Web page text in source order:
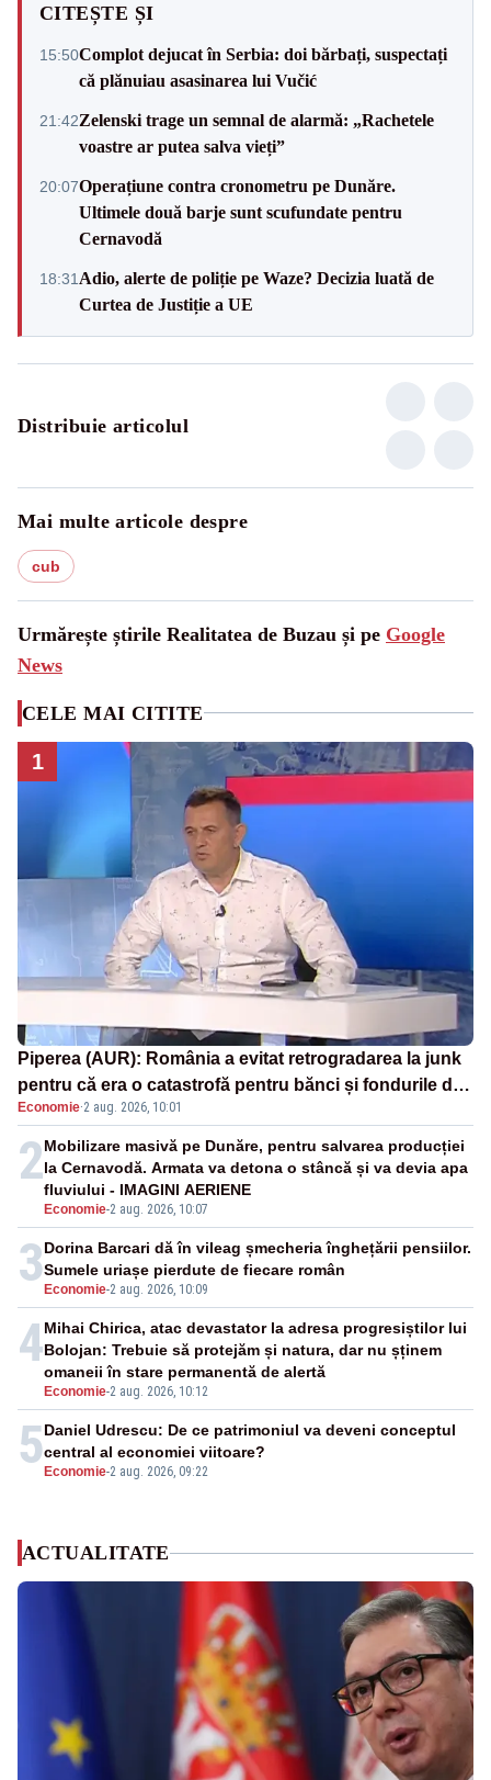
CITEȘTE ȘI
15:50Complot dejucat în Serbia: doi bărbați, suspectați
că plănuiau asasinarea lui Vučić
21:42Zelenski trage un semnal de alarmă: „Rachetele
voastre ar putea salva vieți”
20:07Operațiune contra cronometru pe Dunăre.
Ultimele două barje sunt scufundate pentru
Cernavodă
18:31 Adio, alerte de poliție pe Waze? Decizia luată de
Curtea de Justiție a UE
Distribuie articolul
Mai multe articole despre
cub
Urmărește știrile Realitatea de Buzau și pe Google
News
CELE MAI CITITE
1
Piperea (AUR): România a evitat retrogradarea la junk
pentru că era o catastrofă pentru bănci și fondurile de
pensii
Economie·2 aug. 2026, 10:01
2
Economie-2 aug. 2026, 10:07
Mobilizare masivă pe Dunăre, pentru salvarea producției
la Cernavodă. Armata va detona o stâncă și va devia apa
fluviului - IMAGINI AERIENE
3 Economie-2 aug. 2026, 10:09
Dorina Barcari dă în vileag șmecheria înghețării pensiilor.
Sumele uriașe pierdute de fiecare român
4
Economie-2 aug. 2026, 10:12
Mihai Chirica, atac devastator la adresa progresiștilor lui
Bolojan: Trebuie să protejăm și natura, dar nu șținem
omaneii în stare permanentă de alertă
5 Economie-2 aug. 2026, 09:22
Daniel Udrescu: De ce patrimoniul va deveni conceptul
central al economiei viitoare?
ACTUALITATE